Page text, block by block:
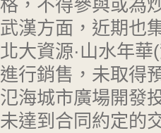
格，不得參與或為
武漢方面，近期也
北大資源·山水年
進行銷售，未取得
氾海城市廣場開發
未達到合同約定的